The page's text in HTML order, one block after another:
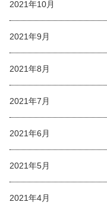
2021年10月
2021年9月
2021年8月
2021年7月
2021年6月
2021年5月
2021年4月